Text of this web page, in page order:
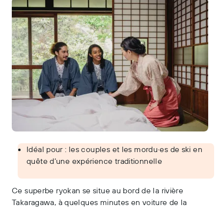
Idéal pour : les couples et les mordu·es de ski en
quête d’une expérience traditionnelle
Ce superbe ryokan se situe au bord de la rivière
Takaragawa, à quelques minutes en voiture de la